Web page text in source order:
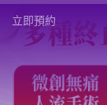
立即預約